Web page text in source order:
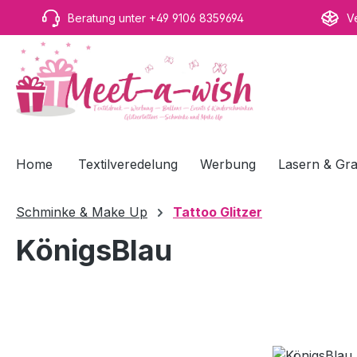
Hauptinhalt springen
Zur Suche springen
Zur Hauptnavigation springen
Beratung unter +49 9106 8359694
Home Textilveredelung Werbung Lasern &
Schminke & Make Up Tattoo Glitzer
KönigsBlau